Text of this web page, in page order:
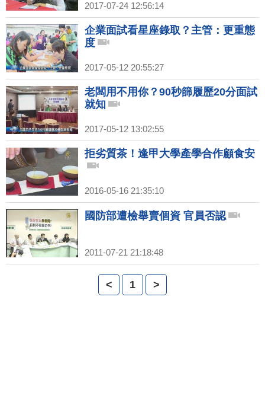
2017-07-24 12:56:14
企業面試看星座錄取？主管：更重態
度
2017-05-12 20:55:27
老闆用不用你？90秒篩履歷20分面試
就知
2017-05-12 13:02:55
拒劣質茶！逢甲大學產學合作顧食安
2016-05-16 21:35:10
國防部遭檢舉賣個資 官員否認
2011-07-21 21:18:48
< 1 >